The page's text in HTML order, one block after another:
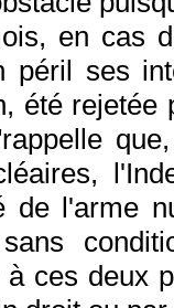
en cas
péril ses
été rejetée
de l'arme
à ces deux